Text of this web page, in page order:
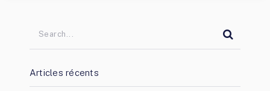
Articles récents